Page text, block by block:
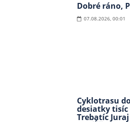
Dobré ráno,
07.08.2026, 00:01
Cyklotrasu
desiatky
Trebatíc